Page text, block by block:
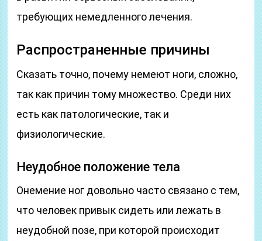
требующих немедленного лечения.
Распространенные причины
Сказать точно, почему немеют ноги, сложно,
так как причин тому множество. Среди них
есть как патологические, так и
физиологические.
Неудобное положение тела
Онемение ног довольно часто связано с тем,
что человек привык сидеть или лежать в
неудобной позе, при которой происходит